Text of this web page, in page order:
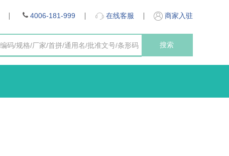
4006-181-999 在线客服 商家入驻
搜索